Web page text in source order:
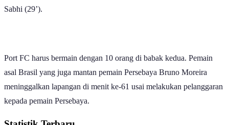
Sabhi (29’).
Port FC harus bermain dengan 10 orang di babak kedua. Pemain
asal Brasil yang juga mantan pemain Persebaya Bruno Moreira
meninggalkan lapangan di menit ke-61 usai melakukan pelanggaran
kepada pemain Persebaya.